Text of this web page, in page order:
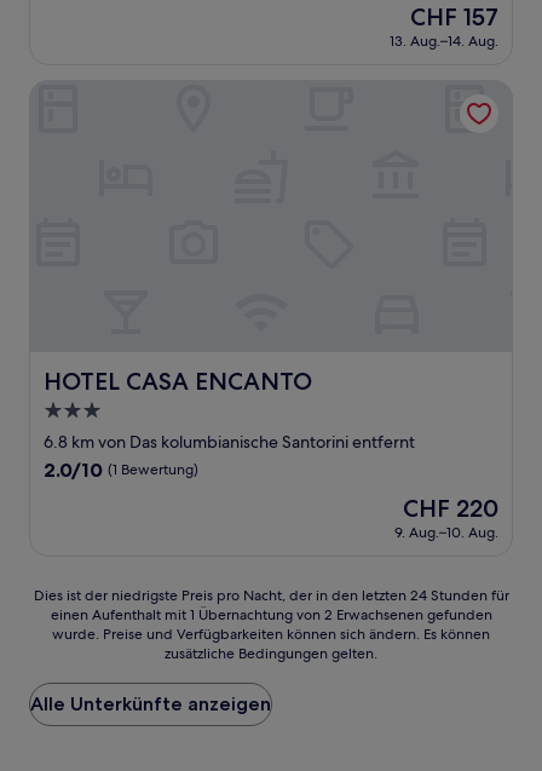
Bewertungen)
Der
Preis
beträgt
CHF 157
13. Aug.–14. Aug.
HOTEL CASA ENCANTO
HOTEL CASA ENCANTO
3.0-
Sterne-
Unterkunft
6.8 km von Das kolumbianische Santorini entfernt
2.0
2.0/10 (1 Bewertung)
Der
Preis
beträgt
CHF 220
9. Aug.–10. Aug.
Dies
der
Preis
pro
Nacht,
Dies ist der niedrigste Preis pro Nacht, der in den letzten 24 Stunden für
einen Aufenthalt mit 1 Übernachtung von 2 Erwachsenen gefunden
wurde. Preise und Verfügbarkeiten können sich ändern. Es können
zusätzliche Bedingungen gelten.
Alle Unterkünfte anzeigen